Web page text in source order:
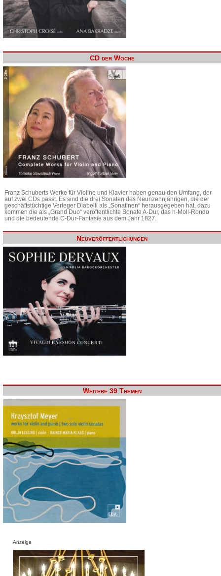
CD der Woche
Franz Schuberts Werke für Violine und Klavier haben genau den Umfang, der
auf zwei CDs passt. Es sind die drei Sonaten des Neunzehnjährigen, die der
geschäftstüchtige Verleger Diabelli als „Sonatinen“ herausgegeben hat, dazu
kommen die als „Grand Duo“ veröffentlichte Sonate A-Dur, das h-Moll-Rondo
und die bedeutende C-Dur-Fantasie aus dem Jahr 1827.
Neuveröffentlichungen
Weitere 39 Themen
Anzeige